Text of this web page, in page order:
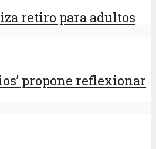
retiro para adultos
propone reflexionar